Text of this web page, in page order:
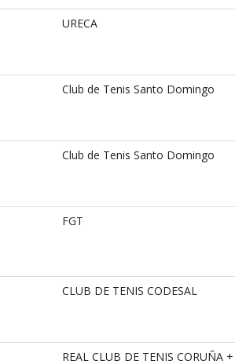
URECA
Club de Tenis Santo Domingo
Club de Tenis Santo Domingo
FGT
CLUB DE TENIS CODESAL
REAL CLUB DE TENIS CORUÑA +